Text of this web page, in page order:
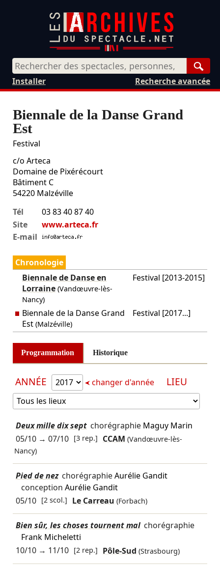
Recherche avancée
Installer
Biennale de la Danse Grand
Est
Festival
c/o Arteca
Domaine de Pixérécourt
Bâtiment C
54220 Malzéville
Tél
03 83 40 87 40
Site
www.arteca.fr
E-mail
Chronologie
Biennale de Danse en
Lorraine(Vandœuvre-lès-
Nancy)
Festival [2013-2015]
Biennale de la Danse Grand
Est (Malzéville)
Festival [2017...]
Programmation Historique
ANNÉE changer d'année LIEU
Deux mille dix sept chorégraphie Maguy Marin
05/10→ 07/10 [3 rep.] CCAM (Vandœuvre-lès-
Nancy)
Pied de nez chorégraphieAurélie Gandit
conception Aurélie Gandit
05/10 [2 scol.] Le Carreau (Forbach)
Bien sûr, les choses tournent mal chorégraphie
Frank Micheletti
10/10→ 11/10 [2 rep.] Pôle-Sud (Strasbourg)